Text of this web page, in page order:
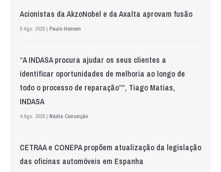
Acionistas da AkzoNobel e da Axalta aprovam fusão
6 Ago. 2026 | Paulo Homem
“A INDASA procura ajudar os seus clientes a
identificar oportunidades de melhoria ao longo de
todo o processo de reparação””, Tiago Matias,
INDASA
4 Ago. 2026 | Nádia Conceição
CETRAA e CONEPA propõem atualização da legislação
das oficinas automóveis em Espanha